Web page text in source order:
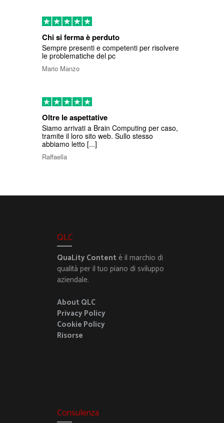
Chi si ferma è perduto
Sempre presenti e competenti per risolvere
le problematiche del pc
Mario Manzo
Oltre le aspettative
Siamo arrivati a Brain Computing per caso,
tramite il loro sito web. Sullo stesso
abbiamo letto [...]
Raffaella
QLC
QuaLity Content è il marchio di
qualità per il tuo piano di sviluppo
aziendale.
About QLC
Privacy Policy
Cookie Policy
Risorse
Consulenza